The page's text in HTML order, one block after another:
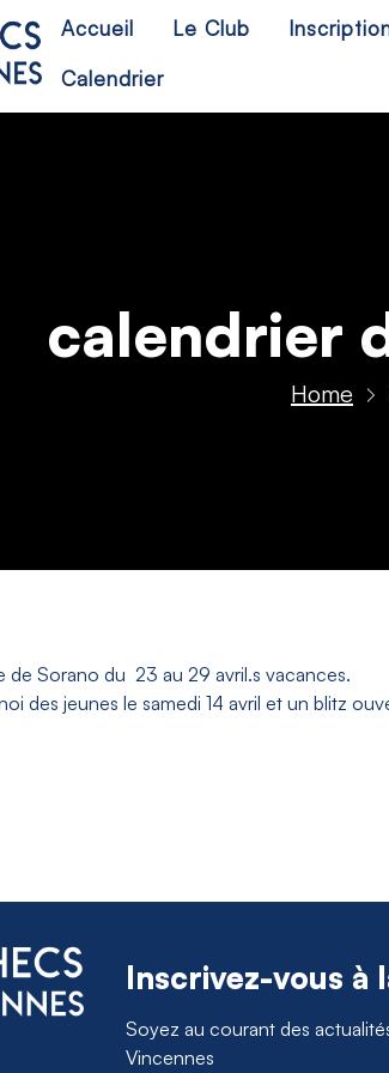
Accueil Le Club
Calendrier
calendrier
Home
Sorano du 23 au 29 avril.s vacances.
des jeunes le samedi 14 avril et un blitz
Inscrivez-vous à
Soyez au courant des
Vincennes